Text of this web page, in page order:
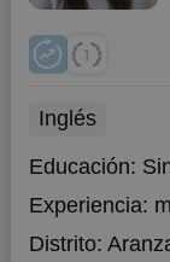
Inglés
Educación:
Experiencia:
Distrito: